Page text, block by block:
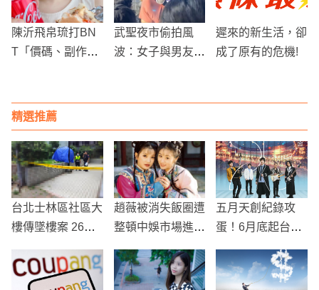
陳沂飛帛琉打BN
T「價碼、副作
武聖夜市偷拍風
波：女子與男友揭
遲來的新生活，卻
成了原有的危機!
精選推薦
台北士林區社區大
樓傳墜樓案 26歲
死亡
趙薇被消失飯圈遭
整頓中娛市場進入
五月天創紀錄攻
蛋！6月底起台北
25主題雙版本輪
番上演